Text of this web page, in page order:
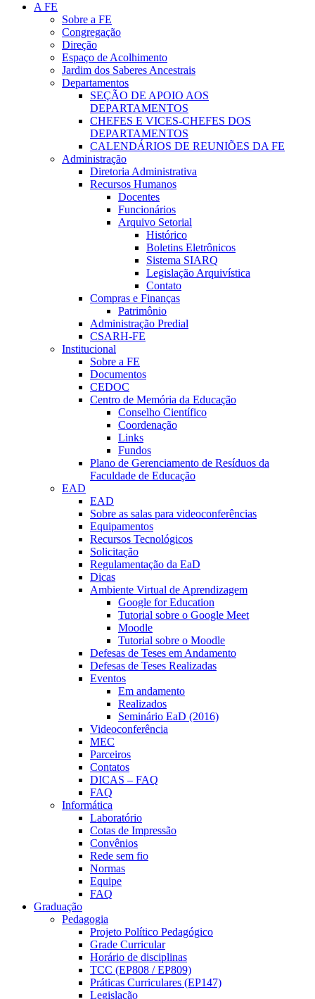
A FE
Sobre a FE
Congregação
Direção
Espaço de Acolhimento
Jardim dos Saberes Ancestrais
Departamentos
SEÇÃO DE APOIO AOS
DEPARTAMENTOS
CHEFES E VICES-CHEFES DOS
DEPARTAMENTOS
CALENDÁRIOS DE REUNIÕES DA FE
Administração
Diretoria Administrativa
Recursos Humanos
Docentes
Funcionários
Arquivo Setorial
Histórico
Boletins Eletrônicos
Sistema SIARQ
Legislação Arquivística
Contato
Compras e Finanças
Patrimônio
Administração Predial
CSARH-FE
Institucional
Sobre a FE
Documentos
CEDOC
Centro de Memória da Educação
Conselho Científico
Coordenação
Links
Fundos
Plano de Gerenciamento de Resíduos da
Faculdade de Educação
EAD
EAD
Sobre as salas para videoconferências
Equipamentos
Recursos Tecnológicos
Solicitação
Regulamentação da EaD
Dicas
Ambiente Virtual de Aprendizagem
Google for Education
Tutorial sobre o Google Meet
Moodle
Tutorial sobre o Moodle
Defesas de Teses em Andamento
Defesas de Teses Realizadas
Eventos
Em andamento
Realizados
Seminário EaD (2016)
Videoconferência
MEC
Parceiros
Contatos
DICAS – FAQ
FAQ
Informática
Laboratório
Cotas de Impressão
Convênios
Rede sem fio
Normas
Equipe
FAQ
Graduação
Pedagogia
Projeto Político Pedagógico
Grade Curricular
Horário de disciplinas
TCC (EP808 / EP809)
Práticas Curriculares (EP147)
Legislação